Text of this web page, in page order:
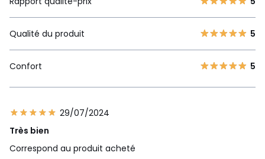
Qualité du produit 5
Confort 5
29/07/2024
Très bien
Correspond au produit acheté